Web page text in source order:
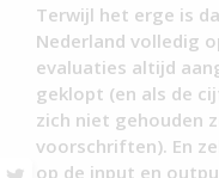
Terwijl het erge is
Nederland volledig
evaluaties altijd
geklopt (en als de
zich niet gehouden
voorschriften). En
op de input en